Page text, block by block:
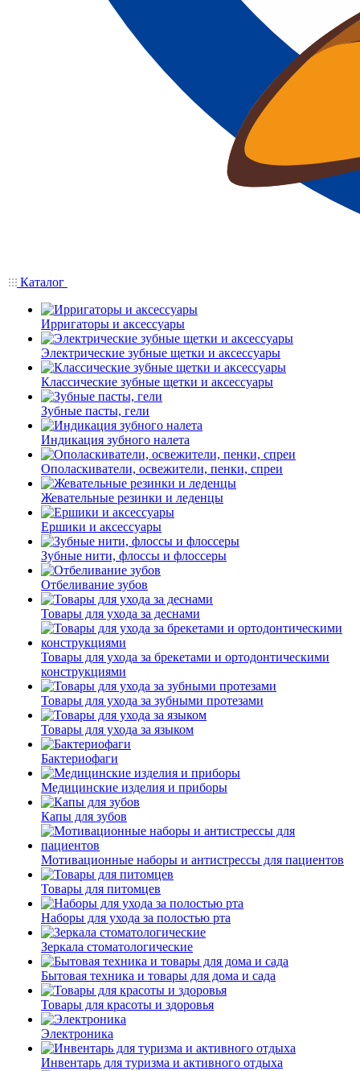
Каталог
Ирригаторы и аксессуары
Электрические зубные щетки и аксессуары
Классические зубные щетки и аксессуары
Зубные пасты, гели
Индикация зубного налета
Ополаскиватели, освежители, пенки, спреи
Жевательные резинки и леденцы
Ершики и аксессуары
Зубные нити, флоссы и флоссеры
Отбеливание зубов
Товары для ухода за деснами
Товары для ухода за брекетами и ортодонтическими
конструкциями
Товары для ухода за зубными протезами
Товары для ухода за языком
Бактериофаги
Медицинские изделия и приборы
Капы для зубов
Мотивационные наборы и антистрессы для пациентов
Товары для питомцев
Наборы для ухода за полостью рта
Зеркала стоматологические
Бытовая техника и товары для дома и сада
Товары для красоты и здоровья
Электроника
Инвентарь для туризма и активного отдыха